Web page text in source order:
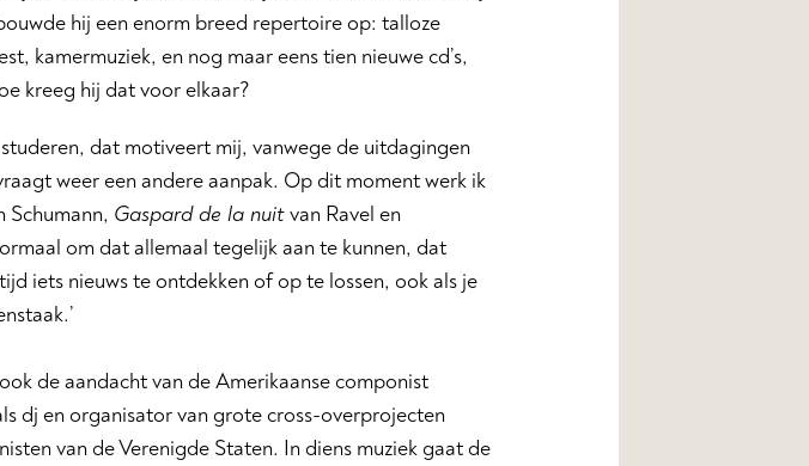
hij een enorm breed repertoire op: talloze
kamermuziek, en nog maar eens tien nieuwe cd’s,
kreeg hij dat voor elkaar?
dat motiveert mij, vanwege de uitdagingen
weer een andere aanpak. Op dit moment werk ik
Schumann, Gaspard de la nuitvan Ravel en
om dat allemaal tegelijk aan te kunnen, dat
iets nieuws te ontdekken of op te lossen, ook als je
de aandacht van de Amerikaanse componist
dj en organisator van grote cross-overprojecten
van de Verenigde Staten. In diens muziek gaat de